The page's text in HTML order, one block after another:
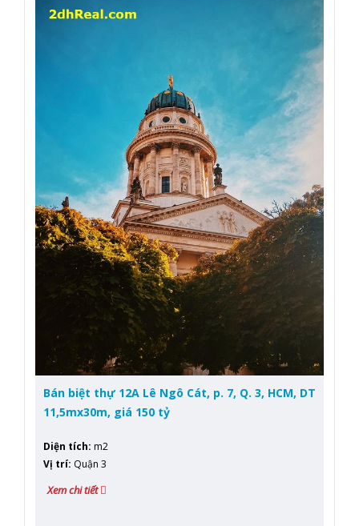
Bán biệt thự 12A Lê Ngô Cát, p. 7, Q. 3, HCM, DT
11,5mx30m, giá 150 tỷ
Diện tích: m2
Vị trí: Quận 3
Xem chi tiết